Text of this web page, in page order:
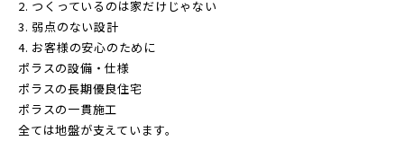
2. つくっているのは家だけじゃない
3. 弱点のない設計
4. お客様の安心のために
ポラスの設備・仕様
ポラスの長期優良住宅
ポラスの一貫施工
全ては地盤が支えています。